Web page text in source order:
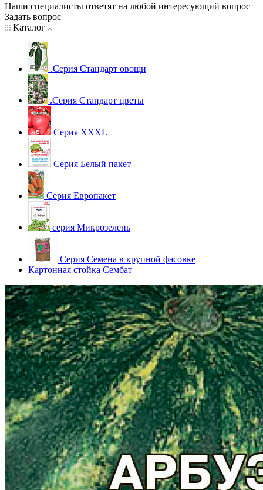
Наши специалисты ответят на любой интересующий вопрос
Задать вопрос
Каталог
.Серия Стандарт овощи
.Серия Стандарт цветы
Серия XXXL
Серия Белый пакет
Серия Европакет
серия Микрозелень
Серия Семена в крупной фасовке
Картонная стойка Сембат